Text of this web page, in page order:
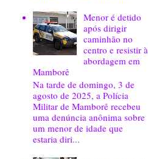
Menor é detido
após dirigir
caminhão no
centro e resistir à
abordagem em
Mamborê
Na tarde de domingo, 3 de
agosto de 2025, a Polícia
Militar de Mamborê recebeu
uma denúncia anônima sobre
um menor de idade que
estaria diri...